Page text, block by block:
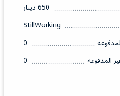
650 دينار
StillWorking
0
المدفوعه
0